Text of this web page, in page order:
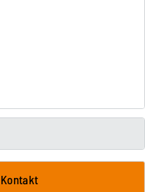
Kontakt